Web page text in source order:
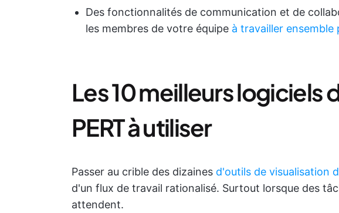
Des fonctionnalités de communication et de
les membres de votre équipe à travailler ensemble
Les 10 meilleurs logiciels
PERT à utiliser
Passer au crible des dizaines d'outils de visualisation
d'un flux de travail rationalisé. Surtout lorsque des
attendent.